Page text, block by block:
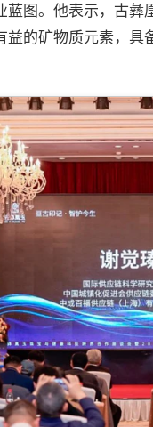
图。他表示，古
的矿物质元素，